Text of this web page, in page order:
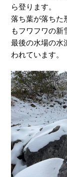
ら登ります。
落ち葉が落ちた
もフワフワの新
最後の水場の水
われています。